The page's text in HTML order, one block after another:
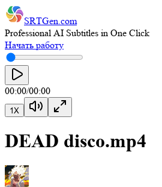
SRTGen.com
Professional AI Subtitles in One Click
Начать работу
00:00/00:00
1X
DEAD disco.mp4